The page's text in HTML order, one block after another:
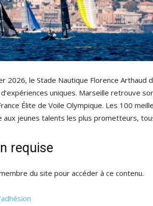
2026, le Stade Nautique Florence
uniques. Marseille retrouve
Élite de Voile Olympique. Les 100
aux jeunes talents les plus prometteurs,
requise
du site pour accéder à ce contenu.